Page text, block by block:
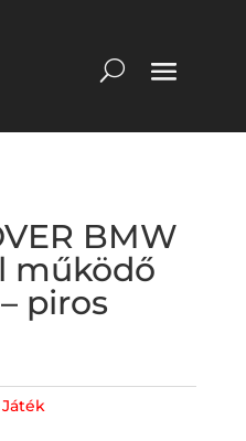
BMW
működő
piros
Játék